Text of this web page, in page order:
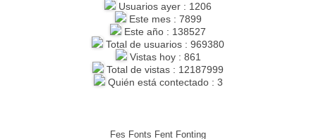
Usuarios ayer : 1206
Este mes : 7899
Este año : 138527
Total de usuarios : 969380
Vistas hoy : 861
Total de vistas : 12187999
Quién está contectado : 3
Fes Fonts Fent Fonting